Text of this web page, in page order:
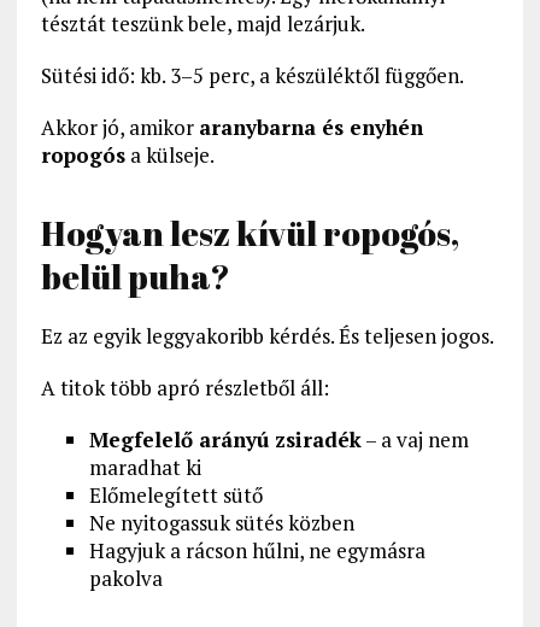
tésztát teszünk bele, majd lezárjuk.
Sütési idő: kb. 3–5 perc, a készüléktől függően.
Akkor jó, amikor aranybarna és enyhén
ropogósa külseje.
Hogyan lesz kívül ropogós,
belül puha?
Ez az egyik leggyakoribb kérdés. És teljesen jogos.
A titok több apró részletből áll:
Megfelelő arányú zsiradék– a vaj nem
maradhat ki
Előmelegített sütő
Ne nyitogassuk sütés közben
Hagyjuk a rácson hűlni, ne egymásra
pakolva